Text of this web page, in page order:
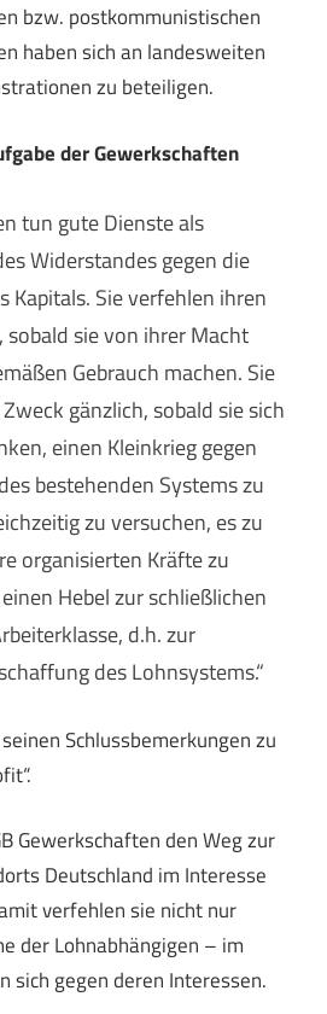
bzw. postkommunistischen
haben sich an landesweiten
zu beteiligen.
der Gewerkschaften
tun gute Dienste als
Widerstandes gegen die
Kapitals. Sie verfehlen ihren
sobald sie von ihrer Macht
Gebrauch machen. Sie
gänzlich, sobald sie sich
einen Kleinkrieg gegen
bestehenden Systems zu
zu versuchen, es zu
organisierten Kräfte zu
Hebel zur schließlichen
d.h. zur
des Lohnsystems.“
Schlussbemerkungen zu
Gewerkschaften den Weg zur
Deutschland im Interesse
verfehlen sie nicht nur
der Lohnabhängigen – im
sich gegen deren Interessen.